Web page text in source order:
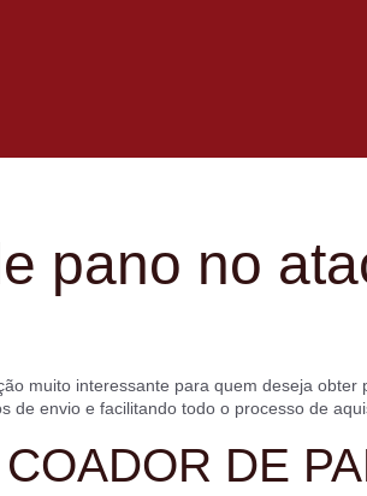
pano no
muito interessante para quem deseja
de envio e facilitando todo o processo de
DE